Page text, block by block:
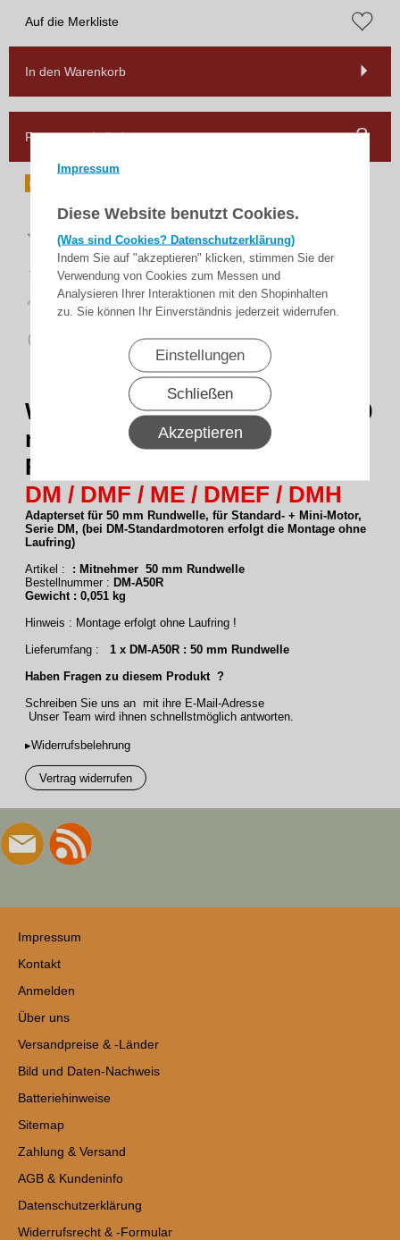
Impressum
Diese Website benutzt Cookies.
(Was sind Cookies? Datenschutzerklärung)
Indem Sie auf "akzeptieren" klicken, stimmen Sie der
Verwendung von Cookies zum Messen und
Analysieren Ihrer Interaktionen mit den Shopinhalten
zu. Sie können Ihr Einverständnis jederzeit widerrufen.
Einstellungen
Schließen
Akzeptieren
Auf die Merkliste
In den Warenkorb
Frage zum Artikel
Bewertungen
schnelle
Lieferung
14 Tage
Rückgaberecht
WTS - AdaptersetDM-A50R : 50
mm Rundwellefür alle
Rohrmotoren Ø 45 mm, Serie
DM / DMF / ME / DMEF / DMH
Adapterset für 50 mm Rundwelle, für Standard- + Mini-Motor,
Serie DM, (bei DM-Standardmotoren erfolgt die Montage ohne
Laufring)
Artikel :
: Mitnehmer 50 mm Rundwelle
Bestellnummer : DM-A50R
Gewicht : 0,051 kg
Hinweis : Montage erfolgt ohne Laufring !
Lieferumfang :
1 x DM-A50R : 50 mm Rundwelle
Haben Fragen zu diesem Produkt ?
Schreiben Sie uns an mit ihre E-Mail-Adresse
Unser Team wird ihnen schnellstmöglich antworten.
▸Widerrufsbelehrung
Vertrag widerrufen
Impressum
Kontakt
Anmelden
Über uns
Versandpreise & -Länder
Bild und Daten-Nachweis
Batteriehinweise
Sitemap
Zahlung & Versand
AGB & Kundeninfo
Datenschutzerklärung
Widerrufsrecht & -Formular